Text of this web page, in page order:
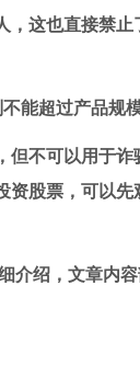
这也直接禁
能超过产品规
不可以用于
股票，可以
介绍，文章内